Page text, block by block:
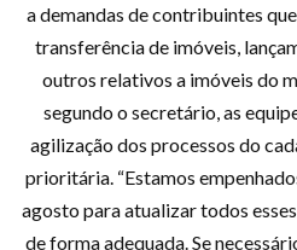
a demandas de contribuintes
transferência de imóveis,
outros relativos a imóveis do
segundo o secretário, as
agilização dos processos do
prioritária. “Estamos
agosto para atualizar todos
de forma adequada. Se